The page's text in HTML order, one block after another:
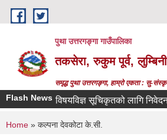
Skip to main content
पुथा उत्तरगङ्गा गाउँपालिका
तकसेरा, रुकुम पूर्व,
समृद्ध पुथा उत्तरगङ्गा, हाम्रो एकता : सु-
Flash News
विषयविज्ञ सूचिकृतको लागि निवेदन पेश
You are here
Home » कल्पना देवकोटा के.सी.